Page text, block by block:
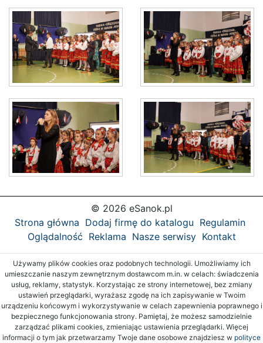
© 2026 eSanok.pl
Strona główna Dodaj firmę do katalogu Regulamin
Oglądalność Reklama Nasze serwisy Kontakt
Używamy plików cookies oraz podobnych technologii. Umożliwiamy ich
umieszczanie naszym zewnętrznym dostawcom m.in. w celach: świadczenia
usług, reklamy, statystyk. Korzystając ze strony internetowej, bez zmiany
ustawień przeglądarki, wyrażasz zgodę na ich zapisywanie w Twoim
urządzeniu końcowym i wykorzystywanie w celach zapewnienia poprawnego i
bezpiecznego funkcjonowania strony. Pamiętaj, że możesz samodzielnie
zarządzać plikami cookies, zmieniając ustawienia przeglądarki. Więcej
informacji o tym jak przetwarzamy Twoje dane osobowe znajdziesz w polityce